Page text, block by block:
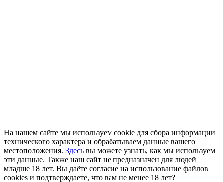
На нашем сайте мы используем cookie для сбора информации
технического характера и обрабатываем данные вашего
местоположения. Здесь вы можете узнать, как мы используем
эти данные. Также наш сайт не предназначен для людей
младше 18 лет. Вы даёте согласие на использование файлов
cookies и подтверждаете, что вам не менее 18 лет?